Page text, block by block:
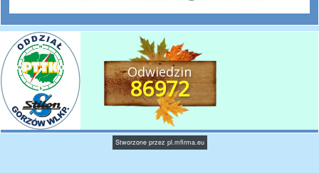
Odwiedzin
86972
Stworzone przez pl.mfirma.eu